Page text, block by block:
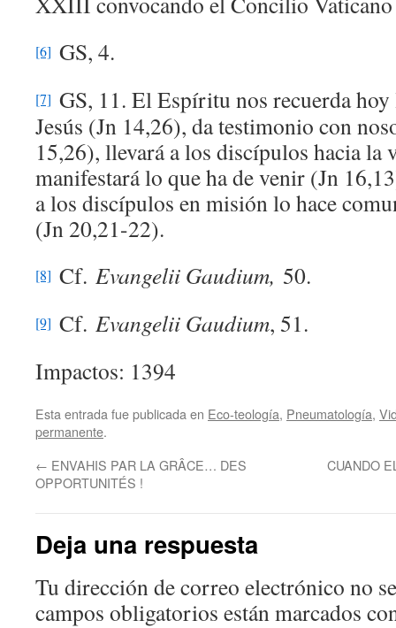
[6] GS, 4.
[7] GS, 11. El Espíritu nos recuerda hoy
Jesús (Jn 14,26), da testimonio con
15,26), llevará a los discípulos hacia la
manifestará lo que ha de venir (Jn
a los discípulos en misión lo hace
(Jn 20,21-22).
[8] Cf. Evangelii Gaudium, 50.
[9] Cf. Evangelii Gaudium, 51.
Impactos: 1394
Esta entrada fue publicada en Eco-teología, Pneumatología,
permanente.
← ENVAHIS PAR LA GRÂCE… DES
OPPORTUNITÉS !
CUANDO
Deja una respuesta
Tu dirección de correo electrónico no
campos obligatorios están marcados